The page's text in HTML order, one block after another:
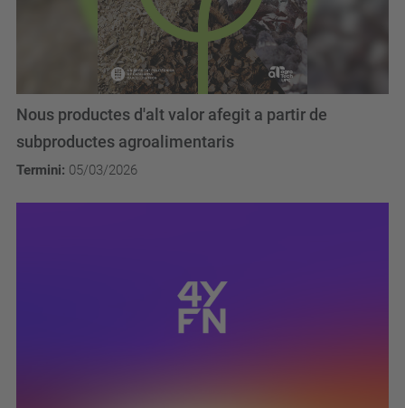
Nous productes d'alt valor afegit a partir de
subproductes agroalimentaris
Termini: 05/03/2026